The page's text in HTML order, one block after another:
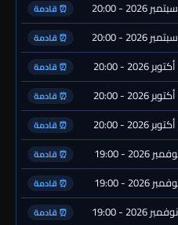
⏰ قادمة
⏰ قادمة
⏰ قادمة
⏰ قادمة
⏰ قادمة
⏰ قادمة
⏰ قادمة
⏰ قادمة